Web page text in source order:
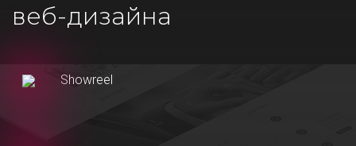
веб-дизайна
Showreel